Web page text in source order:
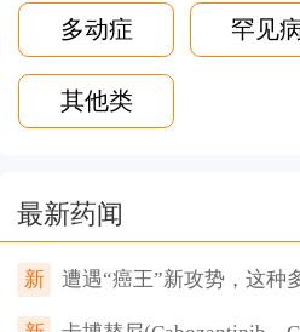
多动症 罕见
其他类
最新药闻
新 遭遇“癌王”新攻势，这种多靶点药物卡博替